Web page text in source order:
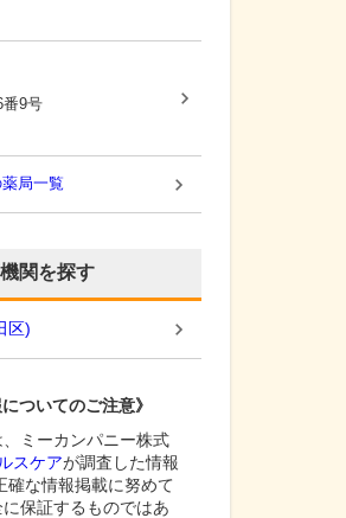
番9号
局一覧
関を探す
区)
ついてのご注意》
ミーカンパニー株式
スケアが調査した情報
確な情報掲載に努めて
保証するものではあ